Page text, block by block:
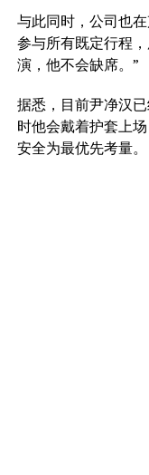
与此同时，公司也
参与所有既定行程
演，他不会缺席。”
据悉，目前尹净汉
时他会戴着护套上
安全为最优先考量。